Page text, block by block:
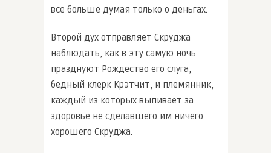
все больше думая только о деньгах.
Второй дух отправляет Скруджа
наблюдать, как в эту самую ночь
празднуют Рождество его слуга,
бедный клерк Крэтчит, и племянник,
каждый из которых выпивает за
здоровье не сделавшего им ничего
хорошего Скруджа.